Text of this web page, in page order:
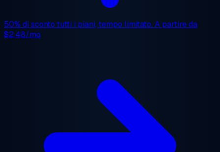
50% di sconto tutti i piani, tempo limitato. A partire da
$2.48/mo